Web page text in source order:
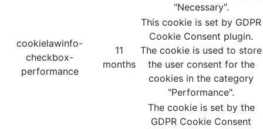
"Necessary".
cookielawinfo-
checkbox-
performance
11
months
This cookie is set by GDPR
Cookie Consent plugin.
The cookie is used to store
the user consent for the
cookies in the category
"Performance".
The cookie is set by the
GDPR Cookie Consent